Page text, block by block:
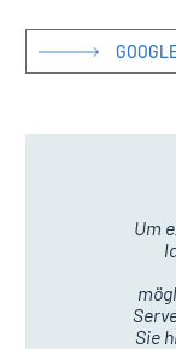
Um
Sie